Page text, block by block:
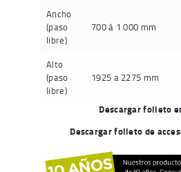
Ancho
(paso
libre)
700 à 1 000 mm
Alto
(paso
libre)
1925 a 2275 mm
Descargar folleto
Descargar folleto de